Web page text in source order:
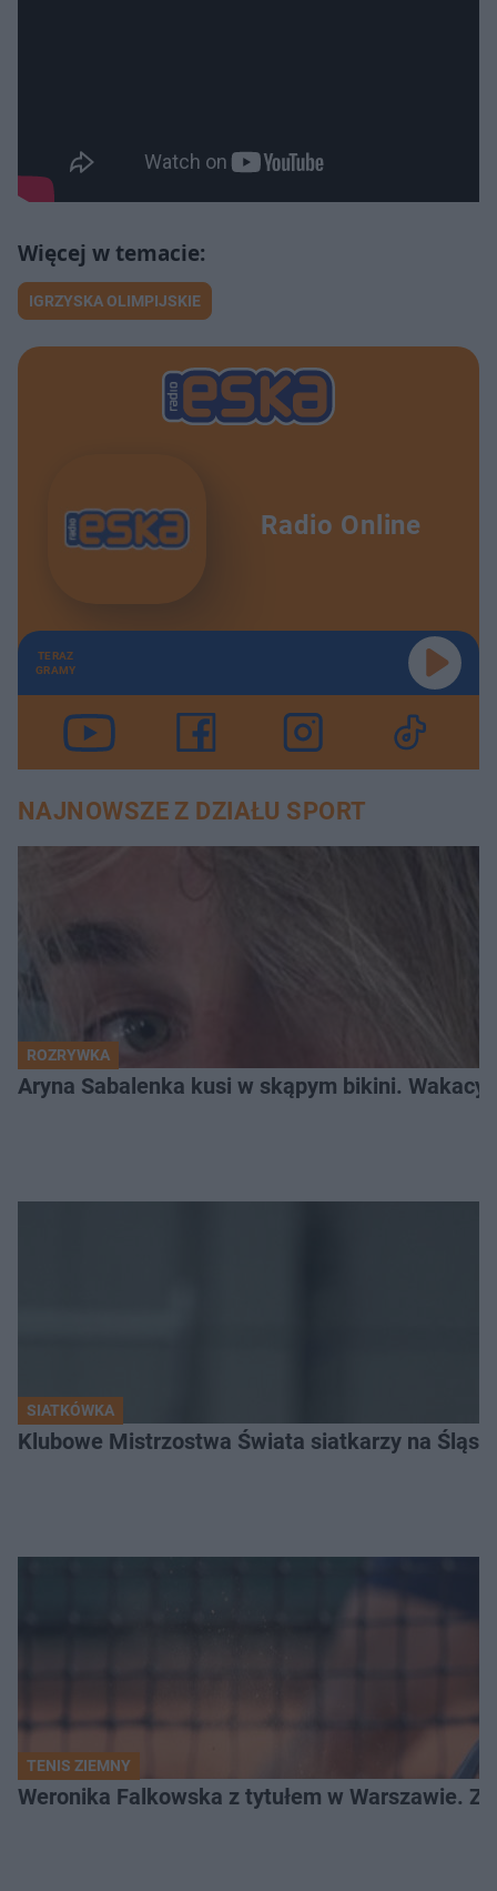
IGRZYSKA OLIMPIJSKIE
Radio Online
TERAZ
GRAMY
NAJNOWSZE Z DZIAŁU SPORT
ROZRYWKA
Aryna Sabalenka kusi w skąpym bikini.
SIATKÓWKA
Klubowe Mistrzostwa Świata siatkarzy na
TENIS ZIEMNY
Weronika Falkowska z tytułem w Warszawie.